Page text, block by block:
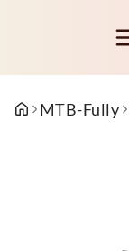
MTB-Fully